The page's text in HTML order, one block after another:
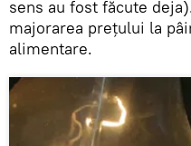
sens au fost făcute
majorarea preţului la
alimentare.